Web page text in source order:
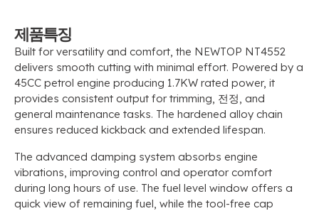
제품특징
Built for versatility and comfort, the NEWTOP NT4552
delivers smooth cutting with minimal effort. Powered by a
45CC petrol engine producing 1.7KW rated power, it
provides consistent output for trimming, 전정, and
general maintenance tasks. The hardened alloy chain
ensures reduced kickback and extended lifespan.
The advanced damping system absorbs engine
vibrations, improving control and operator comfort
during long hours of use. The fuel level window offers a
quick view of remaining fuel, while the tool-free cap